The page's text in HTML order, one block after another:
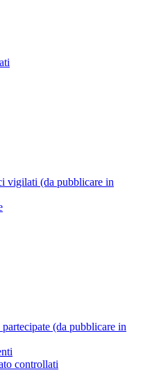
vigilati (da pubblicare in
(da pubblicare in
controllati